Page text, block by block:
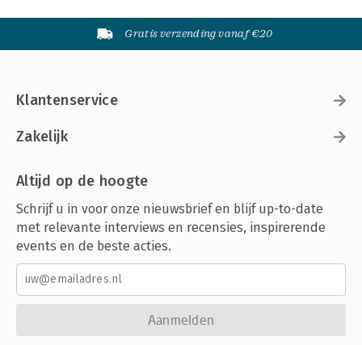
Gratis verzending vanaf €20
Klantenservice
Zakelijk
Altijd op de hoogte
Schrijf u in voor onze nieuwsbrief en blijf up-to-date
met relevante interviews en recensies, inspirerende
events en de beste acties.
Aanmelden